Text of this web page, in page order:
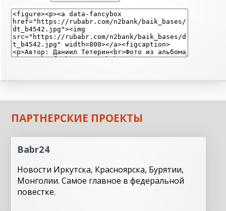
ПАРТНЕРСКИЕ ПРОЕКТЫ
Babr24
Новости Иркутска, Красноярска, Бурятии,
Монголии. Самое главное в федеральной
повестке.